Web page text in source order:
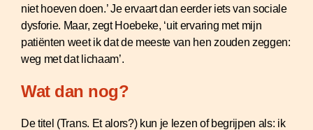
niet hoeven doen.’ Je ervaart dan eerder iets van sociale
dysforie. Maar, zegt Hoebeke, ‘uit ervaring met mijn
patiënten weet ik dat de meeste van hen zouden zeggen:
weg met dat lichaam’.
Wat dan nog?
De titel (Trans. Et alors?) kun je lezen of begrijpen als: ik